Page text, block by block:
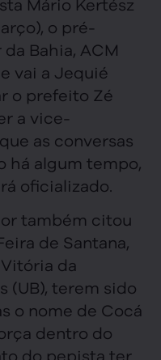
o pré-
Bahia, ACM
vai a Jequié
o prefeito Zé
a vice-
as conversas
há algum tempo,
oficializado.
também citou
de Santana,
da
(UB), terem sido
o nome de Cocá
dentro do
do pepista ter